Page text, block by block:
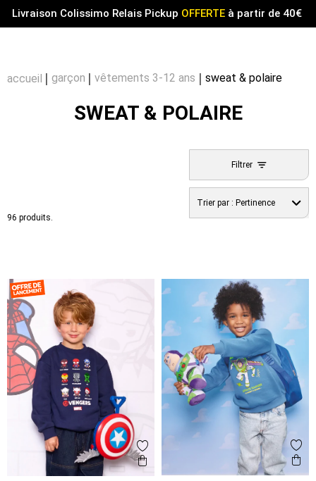
Livraison Colissimo Relais Pickup OFFERTEà partir de 40€0
accueil garçon vêtements 3-12 ans sweat & polaire
SWEAT & POLAIRE
96 produits.
Filtrer
Trier par : Pertinence
Ajouter aux favoris
Aperçu rapide